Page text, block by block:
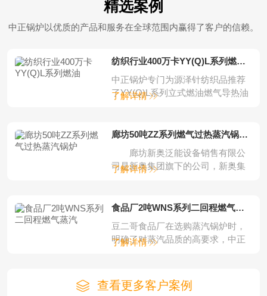
精选案例
中正锅炉以优质的产品和服务在全球范围内赢得了客户的信赖。
纺织行业400万卡YY(Q)L系列燃油燃气立
中正锅炉专门为源泽针纺织品推荐
了YY(Q)L系列立式燃油燃气导热油
了解详情
廊坊50吨ZZ系列燃气过热蒸汽锅炉项目
廊坊新奥泛能设备销售有限公
司是新奥集团旗下的公司，新奥集
了解详情
食品厂2吨WNS系列二回程燃气蒸汽锅炉
豆二哥食品厂在选购蒸汽锅炉时，
明确了对蒸汽品质的高要求，中正
了解详情
查看更多客户案例